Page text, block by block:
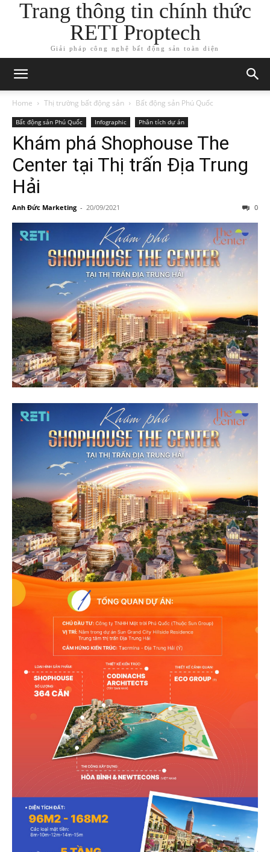
Trang thông tin chính thức
RETI Proptech
Giải pháp công nghệ bất động sản toàn diện
Home Thị trường bất động sản Bất động sản Phú Quốc
Bất động sản Phú Quốc Infographic Phân tích dự án
Khám phá Shophouse The
Center tại Thị trấn Địa Trung
Hải
Anh Đức Marketing - 20/09/2021 0